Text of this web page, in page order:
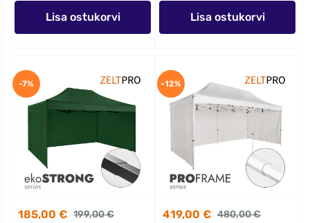
Lisa ostukorvi Lisa ostukorvi
185,00 € 199,00 €
-7%
419,00 € 480,00 €
-12%